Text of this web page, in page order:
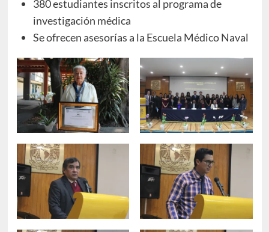
380 estudiantes inscritos al programa de
investigación médica
Se ofrecen asesorías a la Escuela Médico Naval